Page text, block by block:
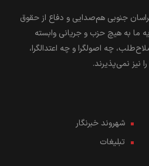
جنوبی هم‌صدایی و دفاع از حقوق
ما به هیچ حزب و جریانی وابسته
چه اصولگرا و چه اعتدالگرا،
نیز نمی‌پذیرند.
شهروند خبرنگار
تبلیغات